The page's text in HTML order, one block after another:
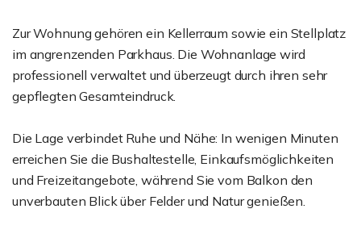
Zur Wohnung gehören ein Kellerraum sowie ein Stellplatz
im angrenzenden Parkhaus. Die Wohnanlage wird
professionell verwaltet und überzeugt durch ihren sehr
gepflegten Gesamteindruck.
Die Lage verbindet Ruhe und Nähe: In wenigen Minuten
erreichen Sie die Bushaltestelle, Einkaufsmöglichkeiten
und Freizeitangebote, während Sie vom Balkon den
unverbauten Blick über Felder und Natur genießen.